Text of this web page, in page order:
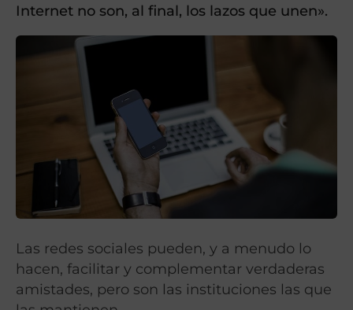
Internet no son, al final, los lazos que unen».
Las redes sociales pueden, y a menudo lo
hacen, facilitar y complementar verdaderas
amistades, pero son las instituciones las que